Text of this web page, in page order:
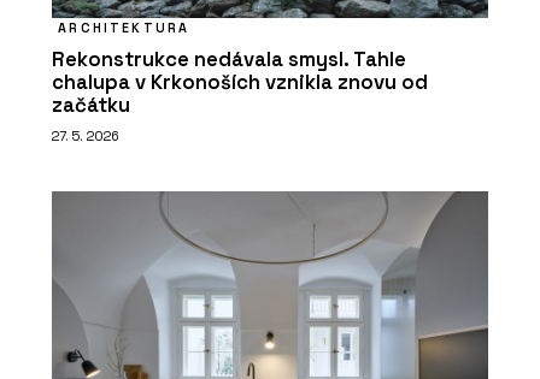
ARCHITEKTURA
Rekonstrukce nedávala smysl. Tahle
chalupa v Krkonoších vznikla znovu od
začátku
27. 5. 2026